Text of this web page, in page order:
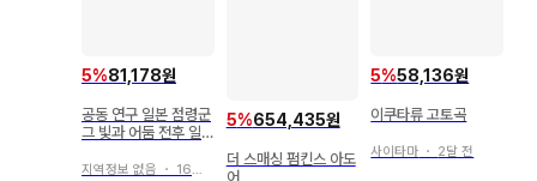
5%81,178원
공동 연구 일본 점령군
그 빛과 어둠 전후 일
지역정보 없음 ・ 16일 전
5%654,435원
더 스매싱 펌킨스 아도
어
5%58,136원
이쿠타류 고토곡
사이타마 ・ 2달 전